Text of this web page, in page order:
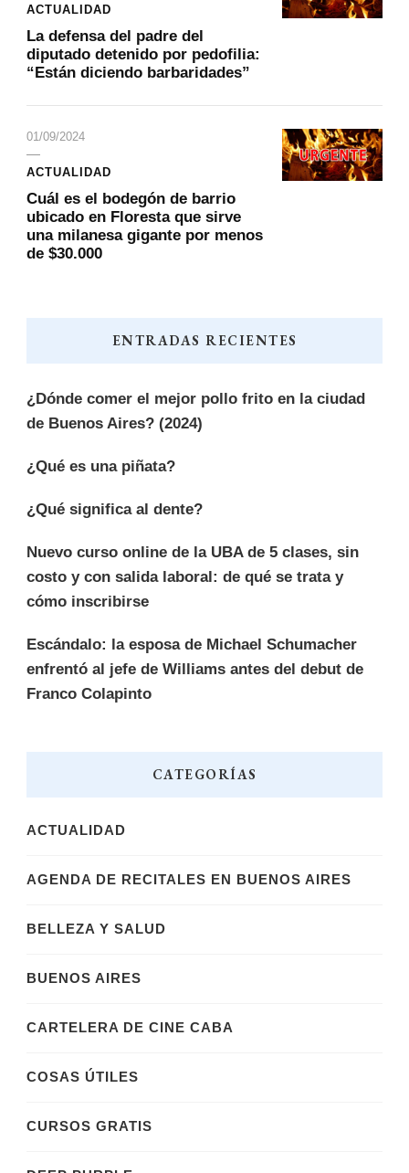
ACTUALIDAD
La defensa del padre del
diputado detenido por pedofilia:
“Están diciendo barbaridades”
01/09/2024
ACTUALIDAD
Cuál es el bodegón de barrio
ubicado en Floresta que sirve
una milanesa gigante por menos
de $30.000
ENTRADAS RECIENTES
¿Dónde comer el mejor pollo frito en la ciudad
de Buenos Aires? (2024)
¿Qué es una piñata?
¿Qué significa al dente?
Nuevo curso online de la UBA de 5 clases, sin
costo y con salida laboral: de qué se trata y
cómo inscribirse
Escándalo: la esposa de Michael Schumacher
enfrentó al jefe de Williams antes del debut de
Franco Colapinto
CATEGORÍAS
ACTUALIDAD
AGENDA DE RECITALES EN BUENOS AIRES
BELLEZA Y SALUD
BUENOS AIRES
CARTELERA DE CINE CABA
COSAS ÚTILES
CURSOS GRATIS